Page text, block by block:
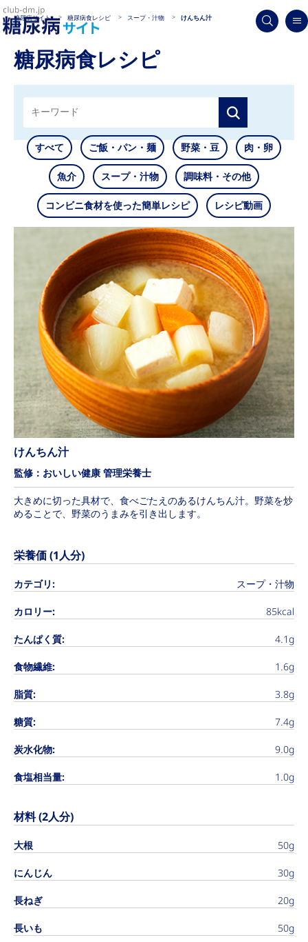
糖尿病サイト 糖尿病食レシピ スープ・汁物 けんちん汁
糖尿病食レシピ
すべて ご飯・パン・麺 野菜・豆 肉・卵
魚介 スープ・汁物 調味料・その他
コンビニ食材を使った簡単レシピ レシピ動画
けんちん汁
監修：おいしい健康 管理栄養士
大きめに切った具材で、食べごたえのあるけんちん汁。野菜を炒
めることで、野菜のうまみを引き出します。
栄養価 (1人分)
カテゴリ:
スープ・汁物
カロリー:
85kcal
たんぱく質:
4.1g
食物繊維:
1.6g
脂質:
3.8g
糖質:
7.4g
炭水化物:
9.0g
食塩相当量:
1.0g
材料 (2人分)
大根
50g
にんじん
30g
長ねぎ
20g
長いも
50g